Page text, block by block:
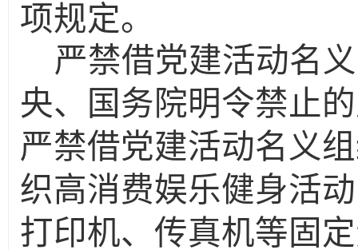
项规定。
严禁借党建活动名
央、国务院明令禁止
严禁借党建活动名义
织高消费娱乐健身活
打印机、传真机等固